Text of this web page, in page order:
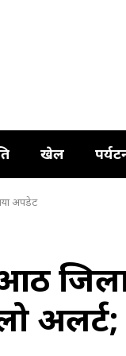
खेल
अपडेट
अलर्ट;